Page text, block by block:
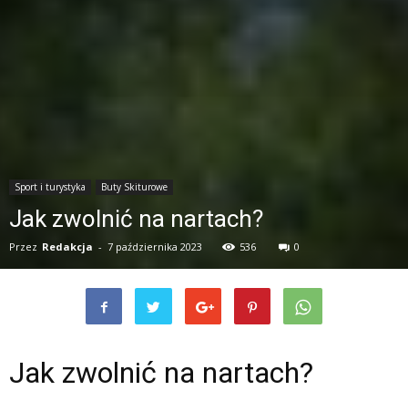
Sport i turystyka Buty Skiturowe
Jak zwolnić na nartach?
Przez Redakcja - 7 października 2023 536 0
Jak zwolnić na nartach?